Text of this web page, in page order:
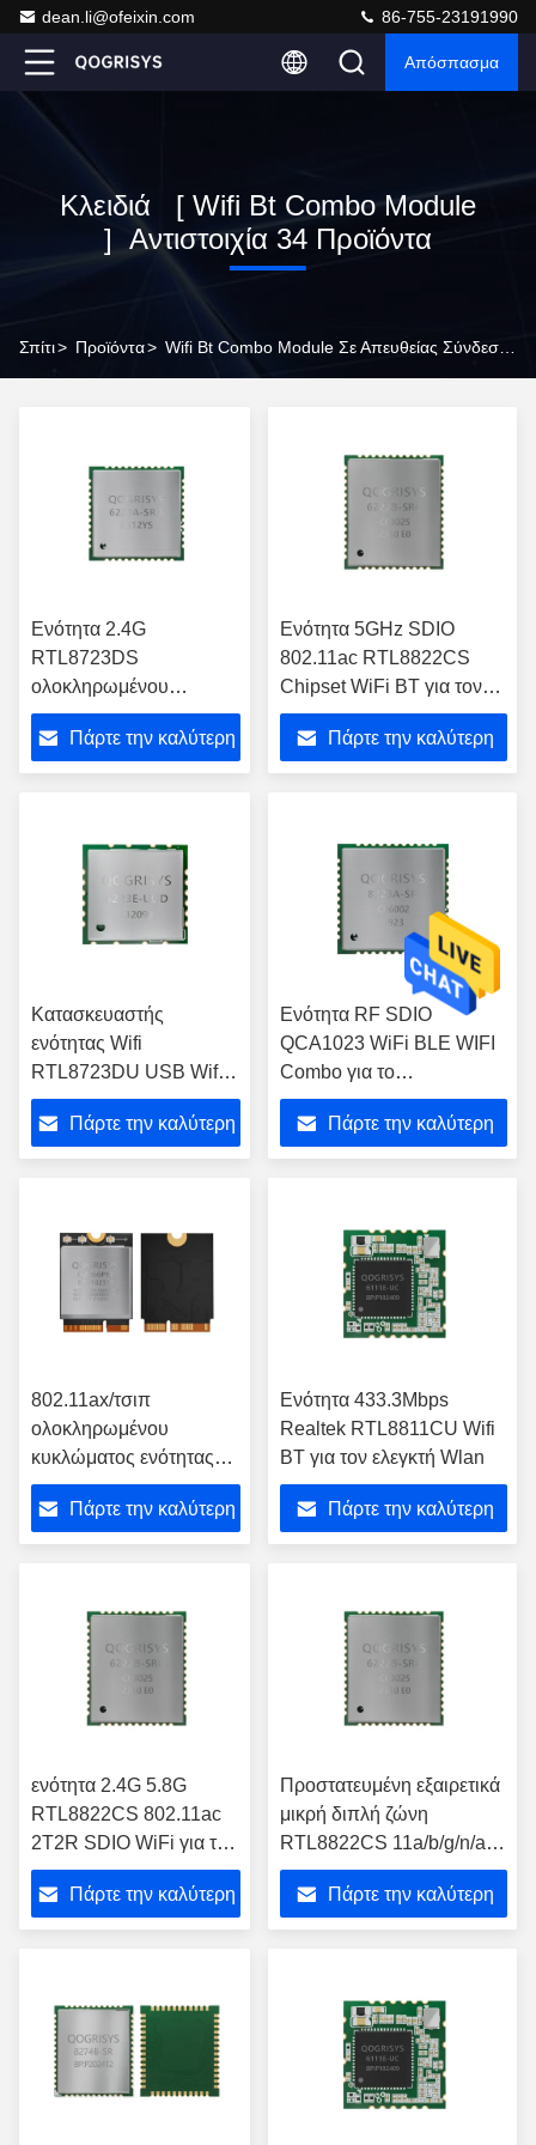
dean.li@ofeixin.com 86-755-23191990
Απόσπασμα
Κλειδιά [ Wifi Bt Combo Module
] Αντιστοιχία 34 Προϊόντα
Σπίτι> Προϊόντα>
Ενότητα 2.4G
RTL8723DS
ολοκληρωμένου
κυκλώματος SDIO Wifi
BT Combo για τον
ασύρματο POS
Πάρτε την καλύτερη
Ενότητα 5GHz SDIO
802.11ac RTL8822CS
Chipset WiFi BT για τον
προβολέα Pico
Πάρτε την καλύτερη
Κατασκευαστής
ενότητας Wifi
RTL8723DU USB Wifi
ενότητας της BT Combo
μικρής ακτινοβολίας
Πάρτε την καλύτερη
Ενότητα RF SDIO
QCA1023 WiFi BLE WIFI
Combo για το
μετασχηματιστή
Πάρτε την καλύτερη
802.11ax/τσιπ
ολοκληρωμένου
κυκλώματος ενότητας
2T2R QCA2066
εναλλασσόμενου
ρεύματος/Α/Β/Γ/Ν Wifi
Πάρτε την καλύτερη
Ενότητα 433.3Mbps
Realtek RTL8811CU Wifi
BT για τον ελεγκτή Wlan
Πάρτε την καλύτερη
ενότητα 2.4G 5.8G
RTL8822CS 802.11ac
2T2R SDIO WiFi για την
έξυπνη TV
Πάρτε την καλύτερη
Προστατευμένη εξαιρετικά
μικρή διπλή ζώνη
RTL8822CS 11a/b/g/n/ac
Bluetooth 4,2 ενότητα
SDIO WifiΠάρτε την καλύτερη